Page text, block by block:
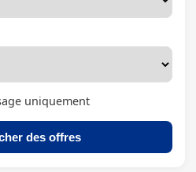
uniquement
des offres